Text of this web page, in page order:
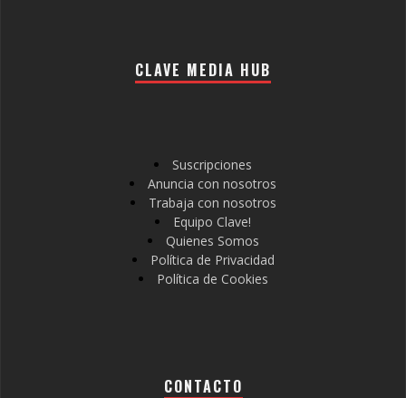
CLAVE MEDIA HUB
Suscripciones
Anuncia con nosotros
Trabaja con nosotros
Equipo Clave!
Quienes Somos
Política de Privacidad
Política de Cookies
CONTACTO